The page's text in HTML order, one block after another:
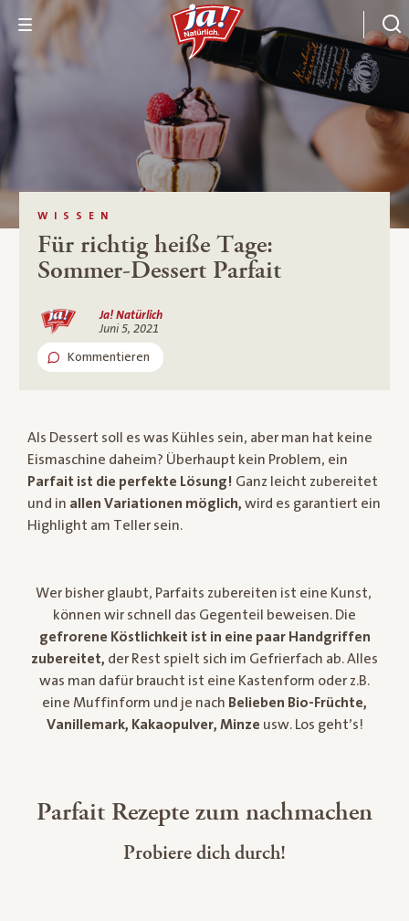
WISSEN
Für richtig heiße Tage:
Sommer-Dessert Parfait
Ja! Natürlich
Juni 5, 2021
Kommentieren
Als Dessert soll es was Kühles sein, aber man hat keine
Eismaschine daheim? Überhaupt kein Problem, ein
Parfait ist die perfekte Lösung! Ganz leicht zubereitet
und in allen Variationen möglich, wird es garantiert ein
Highlight am Teller sein.
Wer bisher glaubt, Parfaits zubereiten ist eine Kunst,
können wir schnell das Gegenteil beweisen. Die
gefrorene Köstlichkeit ist in eine paar Handgriffen
zubereitet, der Rest spielt sich im Gefrierfach ab. Alles
was man dafür braucht ist eine Kastenform oder z.B.
eine Muffinform und je nach Belieben Bio-Früchte,
Vanillemark, Kakaopulver, Minze usw. Los geht’s!
Parfait Rezepte zum nachmachen
Probiere dich durch!